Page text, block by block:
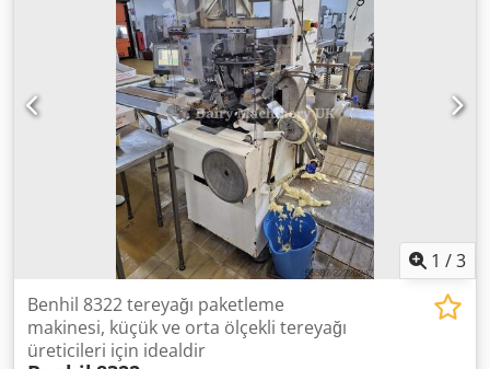
viskozite 10500 kg ağırlık Sterilizasyon sırasında 80 kg/saat
buhar tüketimi Üretim sırasında 20 kg/saat buhar tüketimi
7740 mm uzunluk 1750 mm genişlik 3500 mm yükseklik
100-130-200-300 ml kapasiteli kap formatları
3x400V/50Hz/94kW bağlantı gücü Siemens Simatic S7-400
kontrol sistemi
1 /3
Benhil 8322 tereyağı paketleme
makinesi, küçük ve orta ölçekli tereyağı
üreticileri için idealdir